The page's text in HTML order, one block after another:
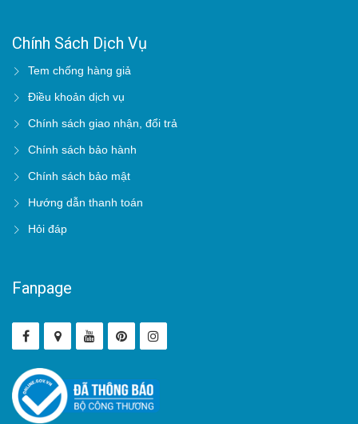
Chính Sách Dịch Vụ
Tem chống hàng giả
Điều khoản dịch vụ
Chính sách giao nhận, đổi trả
Chính sách bảo hành
Chính sách bảo mật
Hướng dẫn thanh toán
Hỏi đáp
Fanpage